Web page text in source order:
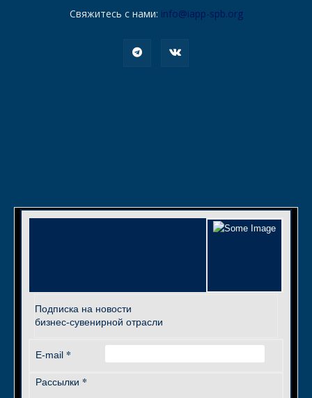
Свяжитесь с нами: info@iapp-spb.org
Подписка на новости
бизнес-сувенирной отрасли
E-mail *
Рассылки *